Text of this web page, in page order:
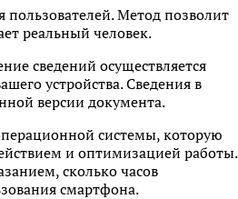
Метод позволит
реальный человек.
сведений осуществляется
устройства. Сведения в
версии документа.
системы, которую
и оптимизацией работы.
сколько часов
смартфона.